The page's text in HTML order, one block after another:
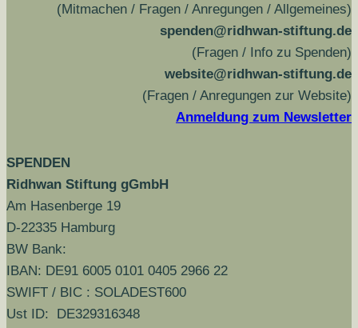
(Mitmachen / Fragen / Anregungen / Allgemeines)
spenden@ridhwan-stiftung.de
(Fragen / Info zu Spenden)
website@ridhwan-stiftung.de
(Fragen / Anregungen zur Website)
Anmeldung zum Newsletter
SPENDEN
Ridhwan Stiftung gGmbH
Am Hasenberge 19
D-22335 Hamburg
BW Bank:
IBAN: DE91 6005 0101 0405 2966 22
SWIFT / BIC : SOLADEST600
Ust ID: DE329316348